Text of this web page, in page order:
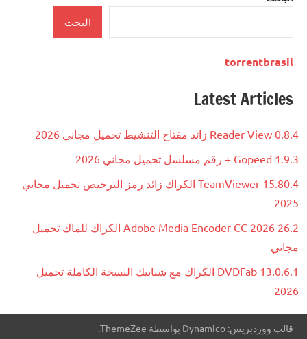
البحث
torrentbrasil
Latest Articles
Reader View 0.8.4 زائد مفتاح التنشيط تحميل مجاني 2026
Gopeed 1.9.3 + رقم مسلسل تحميل مجاني 2026
TeamViewer 15.80.4 الكراك زائد رمز الترخيص تحميل مجاني
2025
Adobe Media Encoder CC 2026 26.2 الكراك للماك تحميل
مجاني
DVDFab 13.0.6.1 الكراك مع شبابيك النسخة الكاملة تحميل
2026
قالب ووردبريس: Dynamico بواسطة ThemeZee.